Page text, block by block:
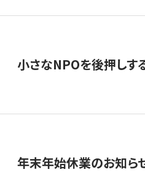
小さなNPOを後押しす
年末年始休業のお知ら